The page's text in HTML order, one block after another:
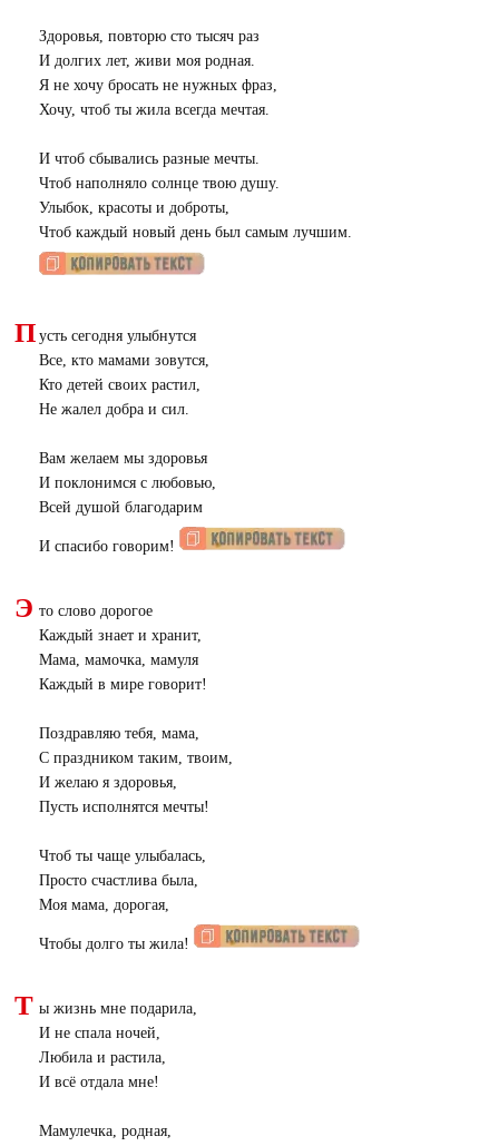
Здоровья, повторю сто тысяч раз
И долгих лет, живи моя родная.
Я не хочу бросать не нужных фраз,
Хочу, чтоб ты жила всегда мечтая.
И чтоб сбывались разные мечты.
Чтоб наполняло солнце твою душу.
Улыбок, красоты и доброты,
Чтоб каждый новый день был самым лучшим.
П усть сегодня улыбнутся
Все, кто мамами зовутся,
Кто детей своих растил,
Не жалел добра и сил.
Вам желаем мы здоровья
И поклонимся с любовью,
Всей душой благодарим
И спасибо говорим!
Э то слово дорогое
Каждый знает и хранит,
Мама, мамочка, мамуля
Каждый в мире говорит!
Поздравляю тебя, мама,
С праздником таким, твоим,
И желаю я здоровья,
Пусть исполнятся мечты!
Чтоб ты чаще улыбалась,
Просто счастлива была,
Моя мама, дорогая,
Чтобы долго ты жила!
Т ы жизнь мне подарила,
И не спала ночей,
Любила и растила,
И всё отдала мне!
Мамулечка, родная,